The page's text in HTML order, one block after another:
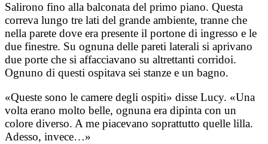
Salirono fino alla balconata del primo piano. Questa
correva lungo tre lati del grande ambiente, tranne che
nella parete dove era presente il portone di ingresso e le
due finestre. Su ognuna delle pareti laterali si aprivano
due porte che si affacciavano su altrettanti corridoi.
Ognuno di questi ospitava sei stanze e un bagno.
«Queste sono le camere degli ospiti» disse Lucy. «Una
volta erano molto belle, ognuna era dipinta con un
colore diverso. A me piacevano soprattutto quelle lilla.
Adesso, invece…»